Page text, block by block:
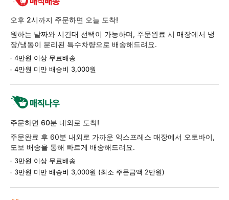
반
품
정
보
오후 2시까지 주문하면 오늘 도착!
원하는 날짜와 시간대 선택이 가능하며, 주문완료 시 매장에서 냉
장/냉동이 분리된 특수차량으로 배송해드려요.
4만원 이상 무료배송
4만원 미만 배송비 3,000원
주문하면 60분 내외로 도착!
주문완료 후 60분 내외로 가까운 익스프레스 매장에서 오토바이,
도보 배송을 통해 빠르게 배송해드려요.
3만원 이상 무료배송
3만원 미만 배송비 3,000원 (최소 주문금액 2만원)